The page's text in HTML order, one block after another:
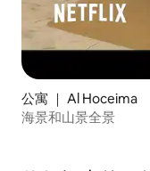
公寓 ｜ Al Hoceima
海景和山景全景